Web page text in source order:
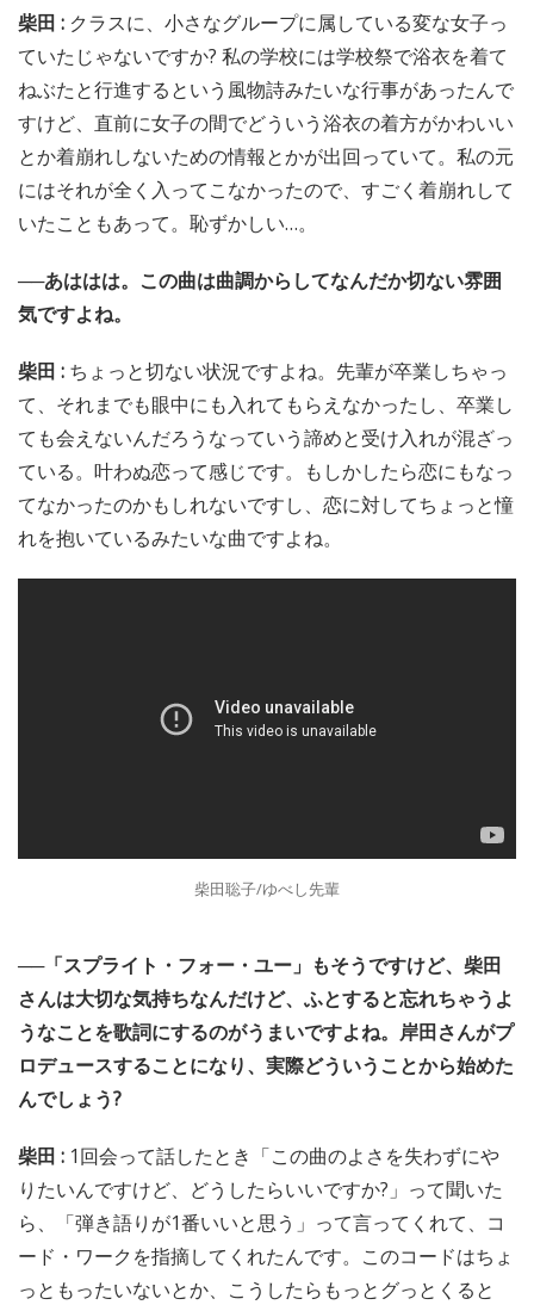
柴田 : クラスに、小さなグループに属している変な女子っ
ていたじゃないですか? 私の学校には学校祭で浴衣を着て
ねぶたと行進するという風物詩みたいな行事があったんで
すけど、直前に女子の間でどういう浴衣の着方がかわいい
とか着崩れしないための情報とかが出回っていて。私の元
にはそれが全く入ってこなかったので、すごく着崩れして
いたこともあって。恥ずかしい…。
──あははは。この曲は曲調からしてなんだか切ない雰囲
気ですよね。
柴田 : ちょっと切ない状況ですよね。先輩が卒業しちゃっ
て、それまでも眼中にも入れてもらえなかったし、卒業し
ても会えないんだろうなっていう諦めと受け入れが混ざっ
ている。叶わぬ恋って感じです。もしかしたら恋にもなっ
てなかったのかもしれないですし、恋に対してちょっと憧
れを抱いているみたいな曲ですよね。
柴田聡子/ゆべし先輩
──「スプライト・フォー・ユー」もそうですけど、柴田
さんは大切な気持ちなんだけど、ふとすると忘れちゃうよ
うなことを歌詞にするのがうまいですよね。岸田さんがプ
ロデュースすることになり、実際どういうことから始めた
んでしょう?
柴田 : 1回会って話したとき「この曲のよさを失わずにや
りたいんですけど、どうしたらいいですか?」って聞いた
ら、「弾き語りが1番いいと思う」って言ってくれて、コ
ード・ワークを指摘してくれたんです。このコードはちょ
っともったいないとか、こうしたらもっとグっとくると